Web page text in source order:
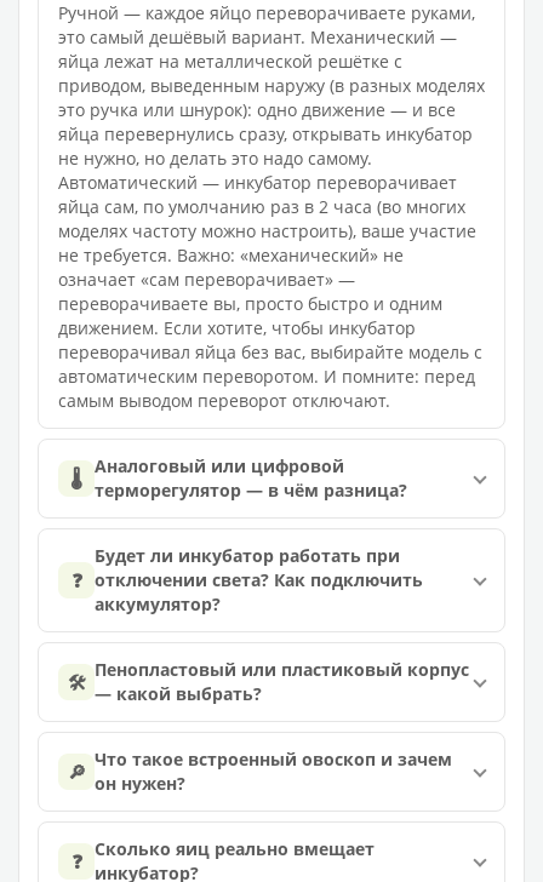
Ручной — каждое яйцо переворачиваете руками,
это самый дешёвый вариант. Механический —
яйца лежат на металлической решётке с
приводом, выведенным наружу (в разных моделях
это ручка или шнурок): одно движение — и все
яйца перевернулись сразу, открывать инкубатор
не нужно, но делать это надо самому.
Автоматический — инкубатор переворачивает
яйца сам, по умолчанию раз в 2 часа (во многих
моделях частоту можно настроить), ваше участие
не требуется. Важно: «механический» не
означает «сам переворачивает» —
переворачиваете вы, просто быстро и одним
движением. Если хотите, чтобы инкубатор
переворачивал яйца без вас, выбирайте модель с
автоматическим переворотом. И помните: перед
самым выводом переворот отключают.
🌡️ Аналоговый или цифровой
терморегулятор — в чём разница?
❓
Будет ли инкубатор работать при
отключении света? Как подключить
аккумулятор?
🛠️ Пенопластовый или пластиковый корпус
— какой выбрать?
🔎 Что такое встроенный овоскоп и зачем
он нужен?
❓ Сколько яиц реально вмещает
инкубатор?